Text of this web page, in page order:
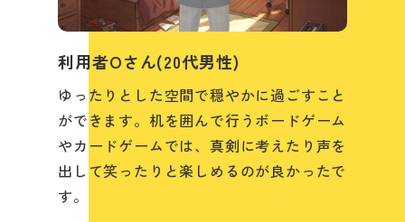
利用者Oさん(20代男性)
ゆったりとした空間で穏やかに過ごすこと
ができます。机を囲んで行うボードゲーム
やカードゲームでは、真剣に考えたり声を
出して笑ったりと楽しめるのが良かったで
す。